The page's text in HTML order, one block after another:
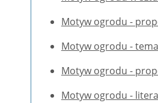
Motyw ogrodu -
Motyw ogrodu -
Motyw ogrodu -
Motyw ogrodu -